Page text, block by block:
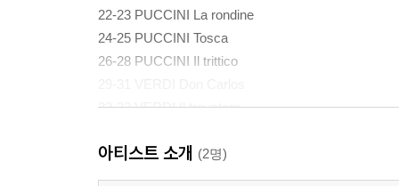
22-23 PUCCINI La rondine
24-25 PUCCINI Tosca
26-28 PUCCINI Il trittico
32-33 VERDI Il trovatore
아티스트 소개 (2명)